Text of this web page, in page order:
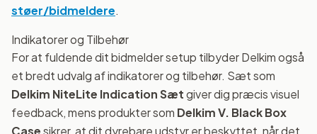
støer/bidmeldere.
Indikatorer og Tilbehør
For at fuldende dit bidmelder setup tilbyder Delkim også
et bredt udvalg af indikatorer og tilbehør. Sæt som
Delkim NiteLite Indication Sætgiver dig præcis visuel
feedback, mens produkter som Delkim V. Black Box
Casesikrer, at dit dyrebare udstyr er beskyttet, når det